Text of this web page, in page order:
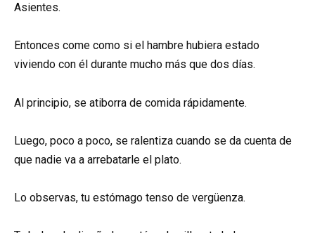
Asientes.
Entonces come como si el hambre hubiera estado
viviendo con él durante mucho más que dos días.
Al principio, se atiborra de comida rápidamente.
Luego, poco a poco, se ralentiza cuando se da cuenta de
que nadie va a arrebatarle el plato.
Lo observas, tu estómago tenso de vergüenza.